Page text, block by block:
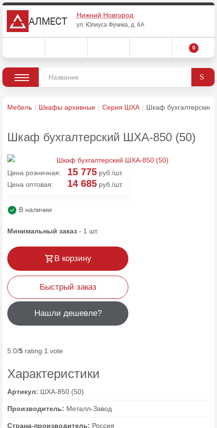
АЛМЕСТ
Нижний Новгород
ул. Юлиуса Фучика, д. 6А
0
Мебель Шкафы архивные Серия ШХА Шкаф
Шкаф бухгалтерский ШХА-850 (50)
Цена розничная: 15 775 руб./шт.
Цена оптовая:
14 685 руб./шт.
В наличии
Минимальный заказ - 1 шт.
В корзину
Быстрый заказ
Нашли дешевле?
5.0/5 rating 1 vote
Характеристики
Артикул: ШХА-850 (50)
Производитель: Металл-Завод
Страна-производитель: Россия